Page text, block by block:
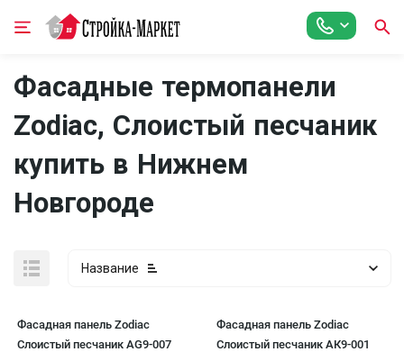
Фасадные термопанели
Zodiac, Слоистый песчаник
купить в Нижнем
Новгороде
Название
Фасадная панель Zodiac
Слоистый песчаник AG9-007
Фасадная панель Zodiac
Слоистый песчаник АК9-001